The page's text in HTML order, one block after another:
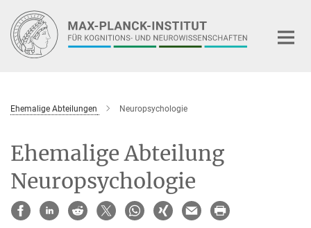
Hauptinhalt
Ehemalige Abteilungen Neuropsychologie
Ehemalige Abteilung
Neuropsychologie